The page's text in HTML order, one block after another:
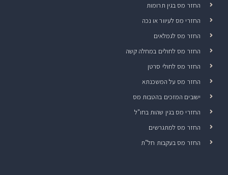
החזר מס בגין תרומות
החזרי מס לעיוור או נכה
החזר מס לגמלאים
החזר מס לחולים במחלה קשה
החזר מס לחולי סרטן
החזר מס על המשכנתא
ישובים המזכים בהטבות מס
החזרי מס בגין שהות בחו"ל
החזר מס למתגרשים
החזר מס בעקבות חל"ת